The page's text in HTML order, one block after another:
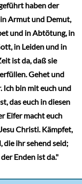
haben der
Armut und Demut,
und in Abtötung, in
in Leiden und in
ist da, daß sie
Gehet und
Ich bin mit euch und
das euch in diesen
Eifer macht euch
Christi. Kämpfet,
die ihr sehend seid;
Enden ist da."